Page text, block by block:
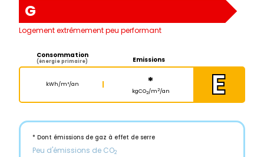
G
Logement extrêmement peu performant
Consommation
(énergie primaire) Emissions
kWh/m²/an *
kgCO2/m2/an E
* Dont émissions de gaz à effet de serre
Peu d'émissions de CO2